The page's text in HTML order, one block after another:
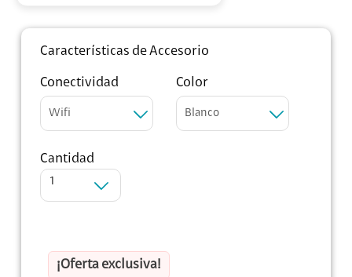
Características de Accesorio
Conectividad
Wifi
Color
Blanco
Cantidad
1
¡Oferta exclusiva!